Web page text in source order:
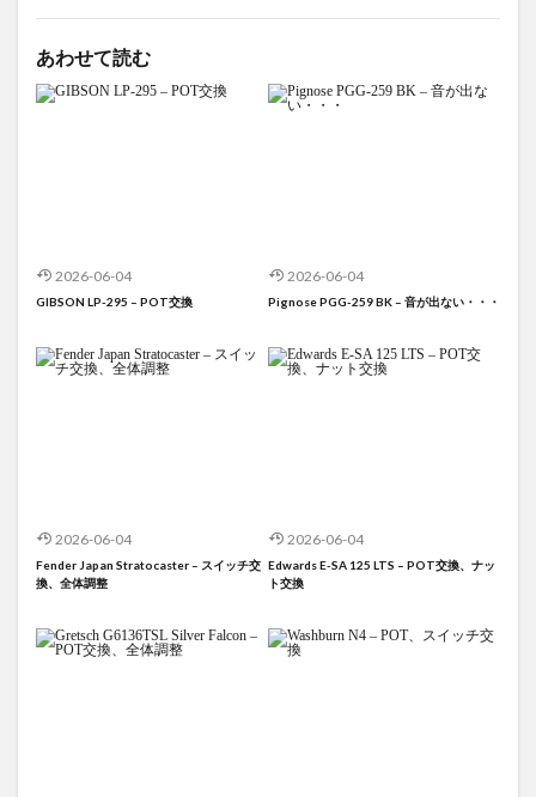
あわせて読む
2026-06-04
GIBSON LP-295 – POT交換
2026-06-04
Pignose PGG-259 BK – 音が出ない・・・
2026-06-04
Fender Japan Stratocaster – スイッチ交
換、全体調整
2026-06-04
Edwards E-SA 125 LTS – POT交換、ナッ
ト交換